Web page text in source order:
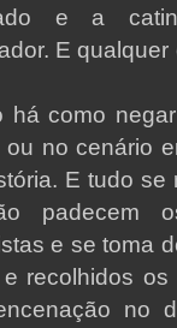
e a
E
há como
ou no cenário
E tudo
padecem
e se toma
recolhidos
no